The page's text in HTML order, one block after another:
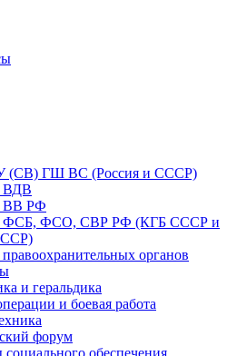
(СВ) ГШ ВС (Россия и СССР)
ВДВ
ВВ РФ
ФСБ, ФСО, СВР РФ (КГБ СССР и
органов
и геральдика
и боевая работа
форум
обеспечения